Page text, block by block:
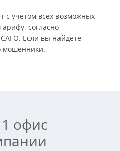
с учетом всех возможных
согласно
Если вы найдете
мошенники.
офис